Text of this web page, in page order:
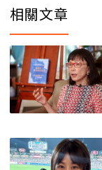
相關文章